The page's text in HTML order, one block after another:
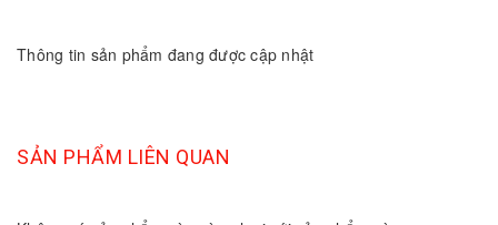
Thông tin sản phẩm đang được cập nhật
SẢN PHẨM LIÊN QUAN